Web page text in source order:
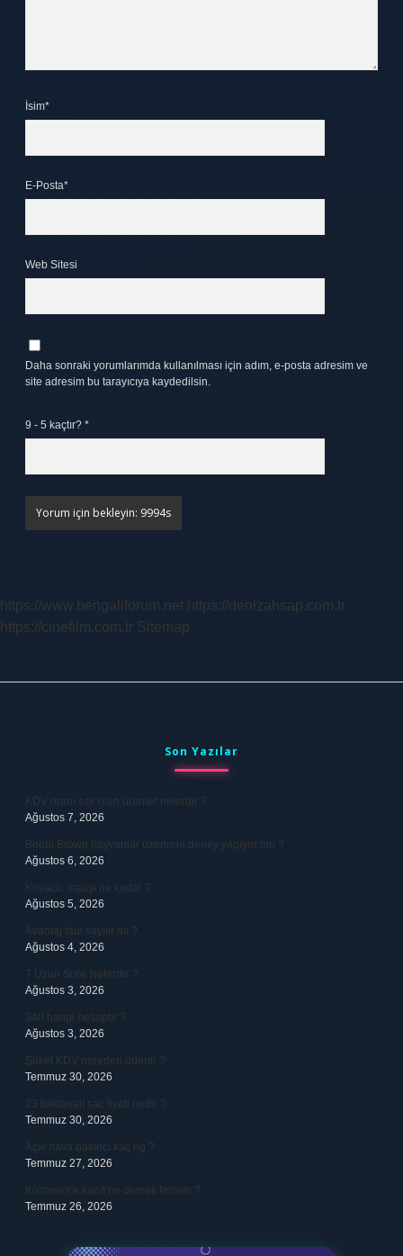
İsim*
E-Posta*
Web Sitesi
Daha sonraki yorumlarımda kullanılması için adım, e-posta adresim ve
site adresim bu tarayıcıya kaydedilsin.
9 - 5 kaçtır? *
https://www.bengaliforum.net https://denizahsap.com.tr
https://cinefilm.com.tr Sitemap
Son Yazılar
KDV oranı sıfır olan ürünler nelerdir ?
Ağustos 7, 2026
Bobbi Brown hayvanlar üzerinde deney yapıyor mu ?
Ağustos 6, 2026
Kovacic maaşı ne kadar ?
Ağustos 5, 2026
Avantaj faul sayılır mı ?
Ağustos 4, 2026
7 Uzun Sure Nelerdir ?
Ağustos 3, 2026
340 hangi hesaptır ?
Ağustos 3, 2026
Şirket KDV nereden ödenir ?
Temmuz 30, 2026
23 baklavalı sac fiyatı nedir ?
Temmuz 30, 2026
Açık hava basıncı kaç hg ?
Temmuz 27, 2026
Kozmolojik kanıt ne demek felsefe ?
Temmuz 26, 2026